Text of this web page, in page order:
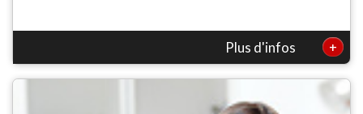
Plus d'infos +